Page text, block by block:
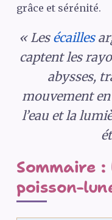
grâce et sérénité.
« Les écailles
captent les
abysses,
mouvement
l’eau et la
Sommaire
poisson-